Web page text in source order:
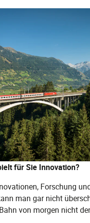
für Sie Innovation?
Forschung
man gar nicht
von morgen nicht